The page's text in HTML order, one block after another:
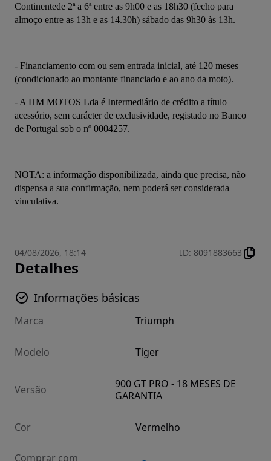
Continentede 2ª a 6ª entre as 9h00 e as 18h30 (fecho para
almoço entre as 13h e as 14.30h) sábado das 9h30 às 13h.
- Financiamento com ou sem entrada inicial, até 120 meses
(condicionado ao montante financiado e ao ano da moto).
- A HM MOTOS Lda é Intermediário de crédito a título
acessório, sem carácter de exclusividade, registado no Banco
de Portugal sob o nº 0004257.
NOTA: a informação disponibilizada, ainda que precisa, não
dispensa a sua confirmação, nem poderá ser considerada
vinculativa.
04/08/2026, 18:14 ID: 8091883663
Detalhes
Informações básicas
Marca Triumph
Modelo Tiger
Versão
900 GT PRO - 18 MESES DE
GARANTIA
Cor Vermelho
Comprar com